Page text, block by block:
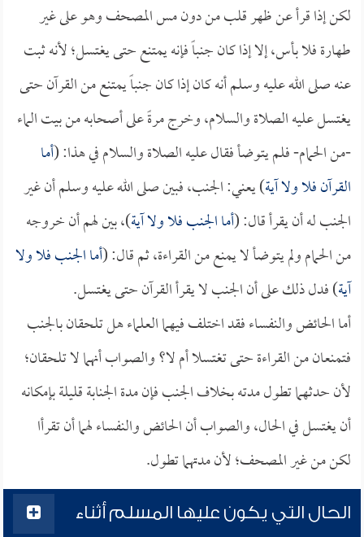
لكن إذا قرأ عن ظهر قلب من دون مس المصحف وهو على غير
طهارة فلا بأس، إلا إذا كان جنباً فإنه يمتنع حتى يغتسل؛ لأنه ثبت
عنه صلى الله عليه وسلم أنه كان إذا كان جنباً يمتنع من القرآن حتى
يغتسل عليه الصلاة والسلام، وخرج مرةً على أصحابه من بيت الماء
-من الحمام- فلم يتوضأ فقال عليه الصلاة والسلام في هذا: (أما
القرآن فلا ولا آية) يعني: الجنب، فبين صلى الله عليه وسلم أن غير
الجنب له أن يقرأ قال: (أما الجنب فلا ولا آية)، بين لهم أن خروجه
من الحمام ولم يتوضأ لا يمنع من القراءة، ثم قال: (أما الجنب فلا ولا
آية) فدل ذلك على أن الجنب لا يقرأ القرآن حتى يغتسل.
أما الحائض والنفساء فقد اختلف فيهما العلماء هل تلحقان بالجنب
فتمنعان من القراءة حتى تغتسلا أم لا؟ والصواب أنهما لا تلحقان؛
لأن حدثهما تطول مدته بخلاف الجنب فإن مدة الجنابة قليلة بإمكانه
أن يغتسل في الحال، والصواب أن الحائض والنفساء لهما أن تقرأا
لكن من غير المصحف؛ لأن مدتهما تطول.
الحال التي يكون عليها المسلم أثناء